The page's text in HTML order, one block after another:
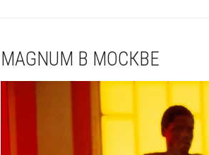
MAGNUM В МОСКВЕ